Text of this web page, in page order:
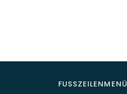
FUSSZEILENMENÜ